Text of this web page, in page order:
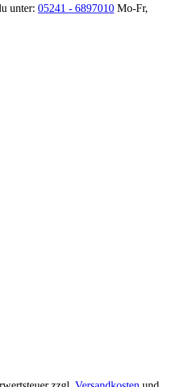
unter: 05241 - 6897010 Mo-Fr,